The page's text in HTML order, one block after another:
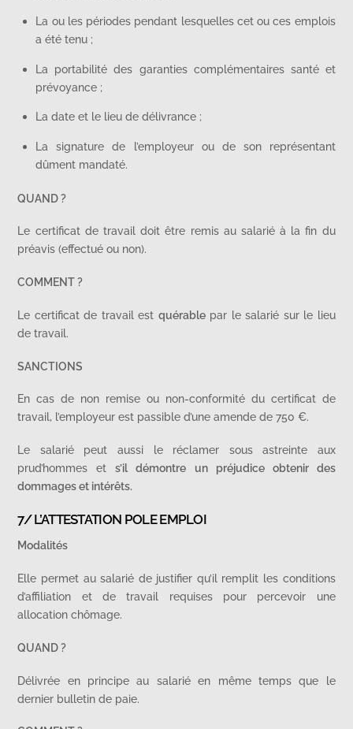
La ou les périodes pendant lesquelles cet ou ces emplois
a été tenu ;
La portabilité des garanties complémentaires santé et
prévoyance ;
La date et le lieu de délivrance ;
La signature de l’employeur ou de son représentant
dûment mandaté.
QUAND ?
Le certificat de travail doit être remis au salarié à la fin du
préavis (effectué ou non).
COMMENT ?
Le certificat de travail est quérablepar le salarié sur le lieu
de travail.
SANCTIONS
En cas de non remise ou non-conformité du certificat de
travail, l’employeur est passible d’une amende de 750 €.
Le salarié peut aussi le réclamer sous astreinte aux
prud’hommes ets’il démontre un préjudice obtenir des
dommages et intérêts.
7/ L’ATTESTATION POLE EMPLOI
Modalités
Elle permet au salarié de justifier qu’il remplit les conditions
d’affiliation et de travail requises pour percevoir une
allocation chômage.
QUAND ?
Délivrée en principe au salarié en même temps que le
dernier bulletin de paie.